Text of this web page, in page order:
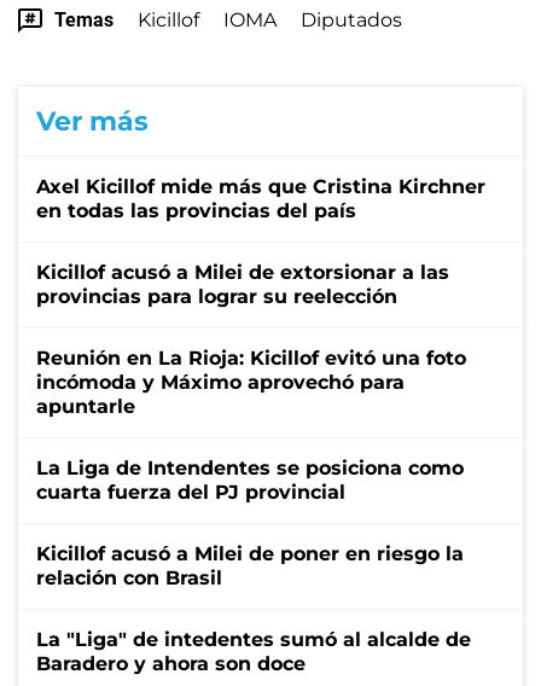
Temas Kicillof IOMA Diputados
Ver más
Axel Kicillof mide más que Cristina Kirchner
en todas las provincias del país
Kicillof acusó a Milei de extorsionar a las
provincias para lograr su reelección
Reunión en La Rioja: Kicillof evitó una foto
incómoda y Máximo aprovechó para
apuntarle
La Liga de Intendentes se posiciona como
cuarta fuerza del PJ provincial
Kicillof acusó a Milei de poner en riesgo la
relación con Brasil
La "Liga" de intedentes sumó al alcalde de
Baradero y ahora son doce